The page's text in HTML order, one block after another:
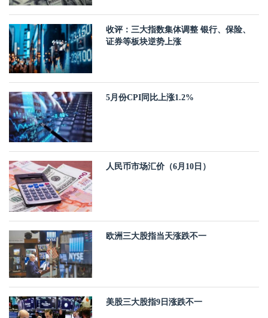
收评：三大指数集体调整 银行、保险、
证券等板块逆势上涨
5月份CPI同比上涨1.2%
人民币市场汇价（6月10日）
欧洲三大股指当天涨跌不一
美股三大股指9日涨跌不一